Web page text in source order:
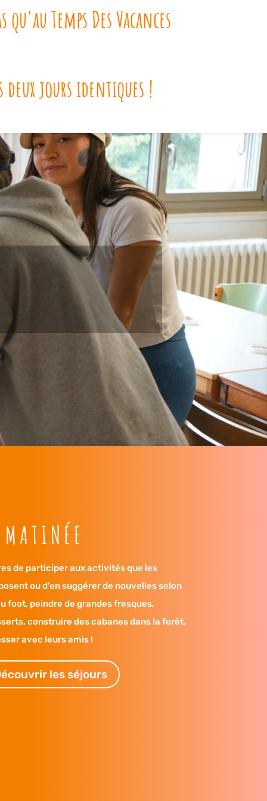
Temps Des Vacances
jours identiques !
de participer aux activités que les
ou d’en suggérer de nouvelles selon
foot, peindre de grandes fresques,
construire des cabanes dans la forêt,
avec leurs amis !
les séjours